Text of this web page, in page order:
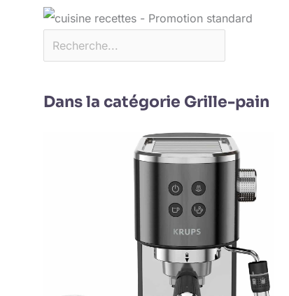
Dans la catégorie Grille-pain